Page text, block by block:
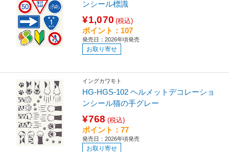
ンシール標識
¥1,070 (税込)
ポイント：107
発売日：2026年頃発売
お取り寄せ
イングカワモト
HG-HGS-102 ヘルメットデコレーショ
ンシール猫の手グレー
¥768 (税込)
ポイント：77
発売日：2026年頃発売
お取り寄せ